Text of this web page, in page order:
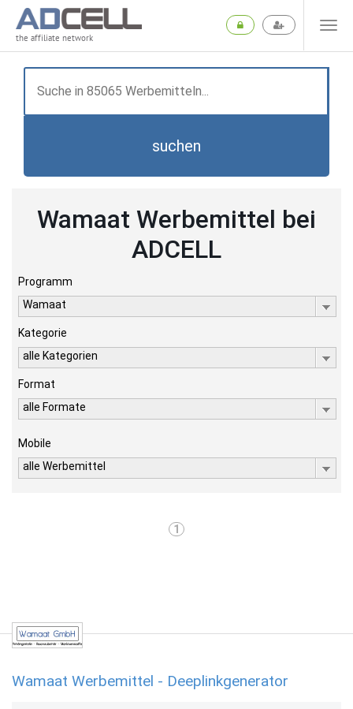
the affiliate network
suchen
Wamaat Werbemittel bei
ADCELL
Programm
Wamaat
Kategorie
alle Kategorien
Format
alle Formate
Mobile
alle Werbemittel
1
Wamaat Werbemittel - Deeplinkgenerator